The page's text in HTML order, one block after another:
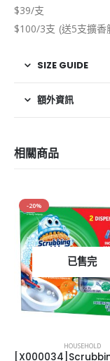
$39/支
$100/3支 (送5支擴香
SIZE GUIDE
額外資訊
相關商品
-20%
已售完
HOUSEHOLD